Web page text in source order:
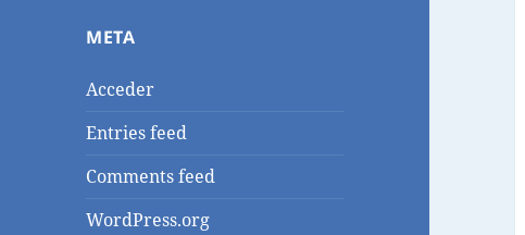
META
Acceder
Entries feed
Comments feed
WordPress.org